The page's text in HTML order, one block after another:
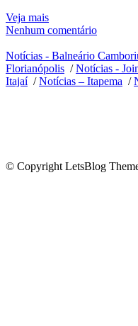
Veja mais
Nenhum comentário
Notícias - Balneário
Florianópolis /Notícias -
Itajaí/Notícias – Itapema /
© Copyright LetsBlog